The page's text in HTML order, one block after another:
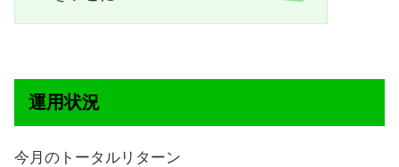
運用状況
今月のトータルリターン